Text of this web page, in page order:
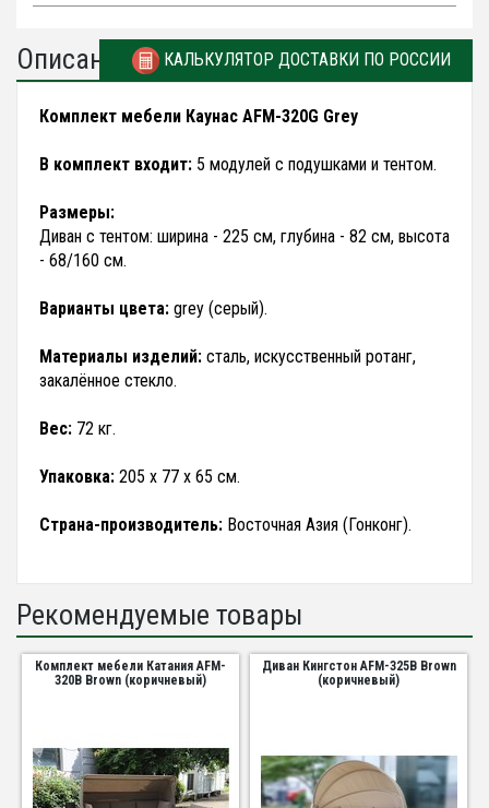
Описание КАЛЬКУЛЯТОР ДОСТАВКИ ПО РОССИИ
Комплект мебели Каунас AFM-320G Grey
В комплект входит: 5 модулей с подушками и тентом.
Размеры:
Диван с тентом: ширина - 225 см, глубина - 82 см, высота
- 68/160 см.
Варианты цвета: grey (серый).
Материалы изделий: сталь, искусственный ротанг,
закалённое стекло.
Вес: 72 кг.
Упаковка: 205 х 77 х 65 см.
Страна-производитель: Восточная Азия (Гонконг).
Рекомендуемые товары
Комплект мебели Катания AFM-
320B Brown (коричневый)
Диван Кингстон AFM-325B Brown
(коричневый)